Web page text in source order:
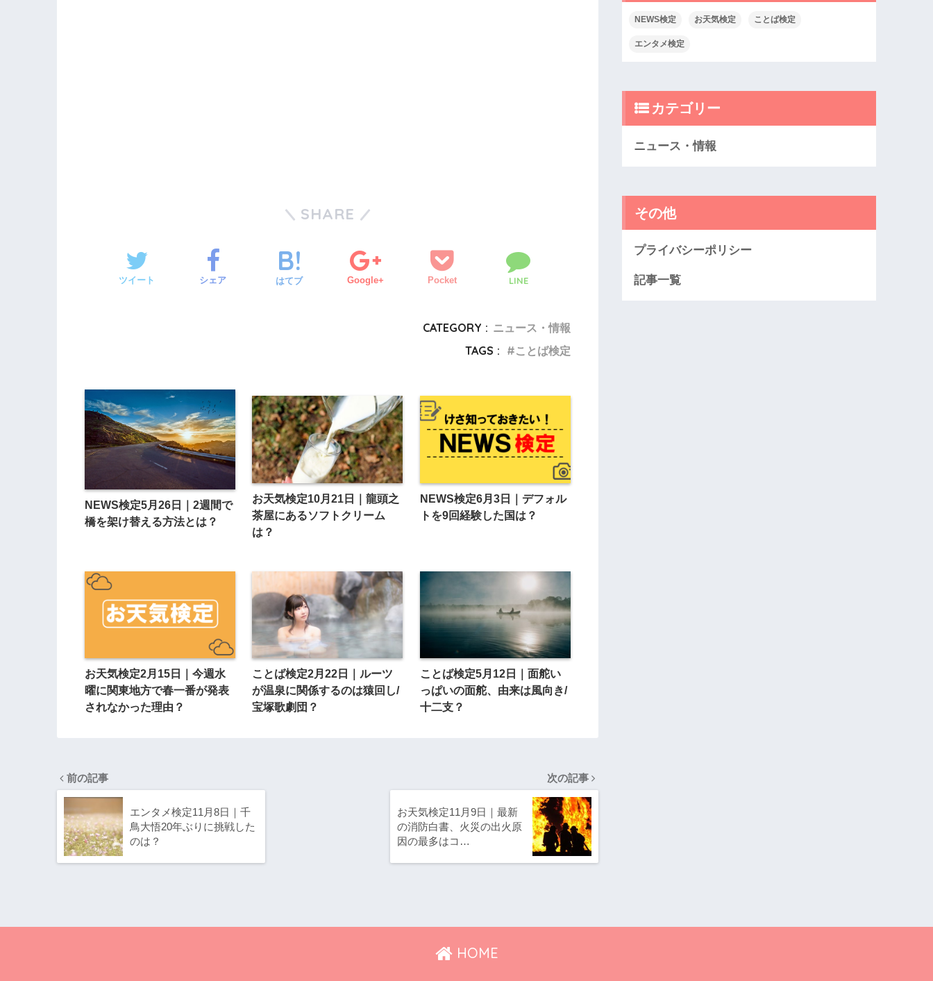
SHARE
ツイート シェア はてブ Google+ Pocket LINE
CATEGORY : ニュース・情報
TAGS :
ことば検定
NEWS検定5月26日｜2週間で
橋を架け替える方法とは？
お天気検定10月21日｜龍頭之
茶屋にあるソフトクリーム
は？
NEWS検定6月3日｜デフォル
トを9回経験した国は？
お天気検定2月15日｜今週水
曜に関東地方で春一番が発表
されなかった理由？
ことば検定2月22日｜ルーツ
が温泉に関係するのは猿回し/
宝塚歌劇団？
ことば検定5月12日｜面舵い
っぱいの面舵、由来は風向き/
十二支？
前の記事
エンタメ検定11月8日｜千
鳥大悟20年ぶりに挑戦した
のは？
次の記事
お天気検定11月9日｜最新
の消防白書、火災の出火原
因の最多はコ…
NEWS検定 お天気検定 ことば検定
エンタメ検定
カテゴリー
ニュース・情報
その他
プライバシーポリシー
記事一覧
HOME